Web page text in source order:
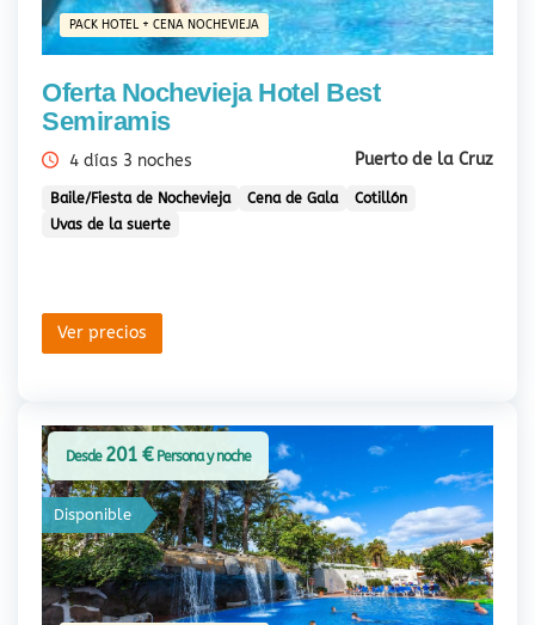
PACK HOTEL + CENA NOCHEVIEJA
Oferta Nochevieja Hotel Best
Semiramis
4 días 3 noches Puerto de la Cruz
Baile/Fiesta de Nochevieja Cena de Gala
Cotillón
Uvas de la suerte
Ver precios
Disponible
Desde 201 €Persona y noche